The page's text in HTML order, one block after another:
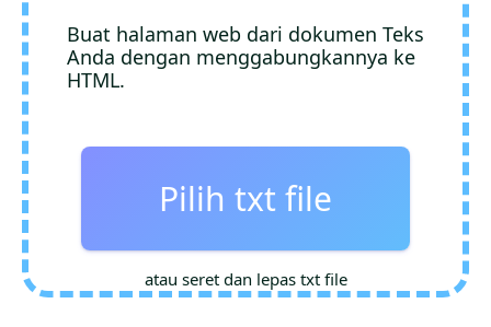
Buat halaman web dari dokumen Teks
Anda dengan menggabungkannya ke
HTML.
Pilih txt file
atau seret dan lepas txt file